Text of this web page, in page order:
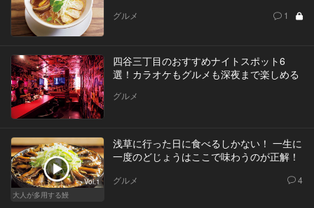
グルメ 1
四谷三丁目のおすすめナイトスポット6
選！カラオケもグルメも深夜まで楽しめる
グルメ
Vol.1
大人が多用する鰻
浅草に行った日に食べるしかない！ 一生に
一度のどじょうはここで味わうのが正解！
グルメ 4